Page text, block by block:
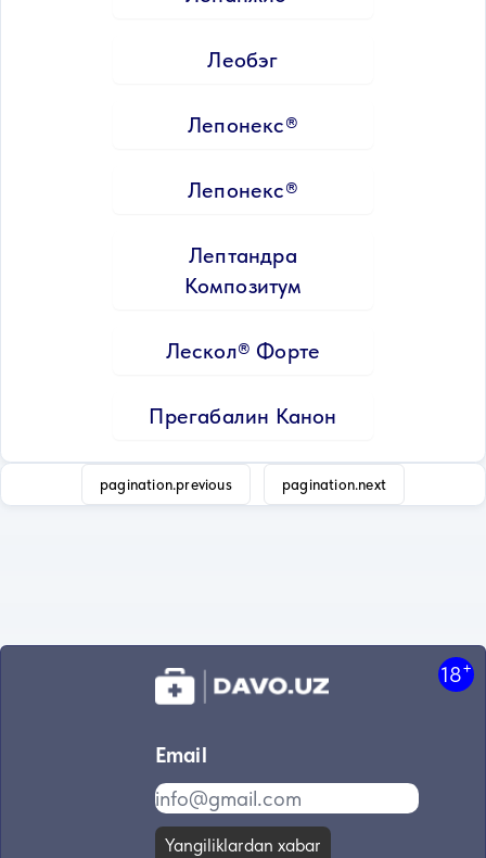
Леобэг
Лепонекс®
Лепонекс®
Лептандра
Композитум
Лескол® Форте
Прегабалин Канон
pagination.previous pagination.next
18+
Email
Yangiliklardan xabar